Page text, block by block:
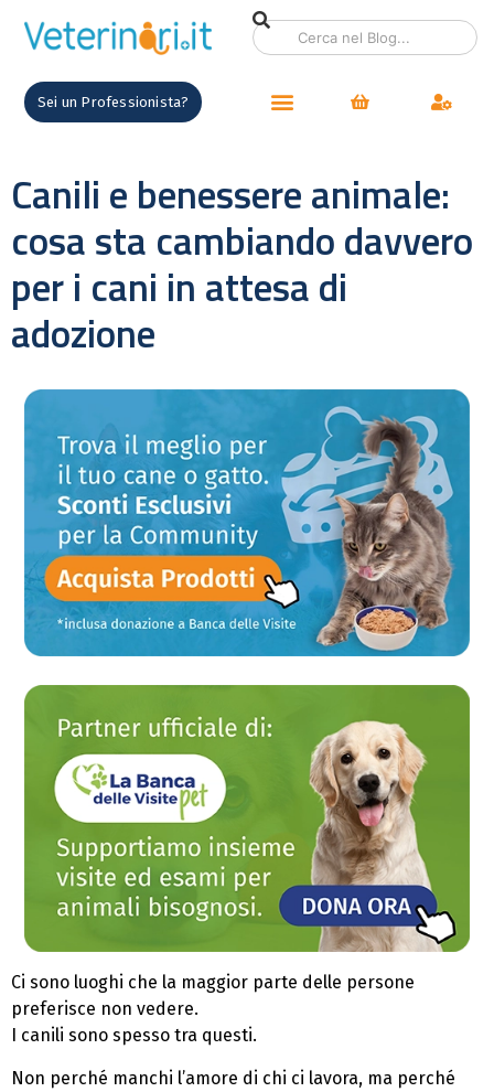
Sei un Professionista?
Canili e benessere animale:
cosa sta cambiando davvero
per i cani in attesa di
adozione
Ci sono luoghi che la maggior parte delle persone
preferisce non vedere.
I canili sono spesso tra questi.
Non perché manchi l’amore di chi ci lavora, ma perché